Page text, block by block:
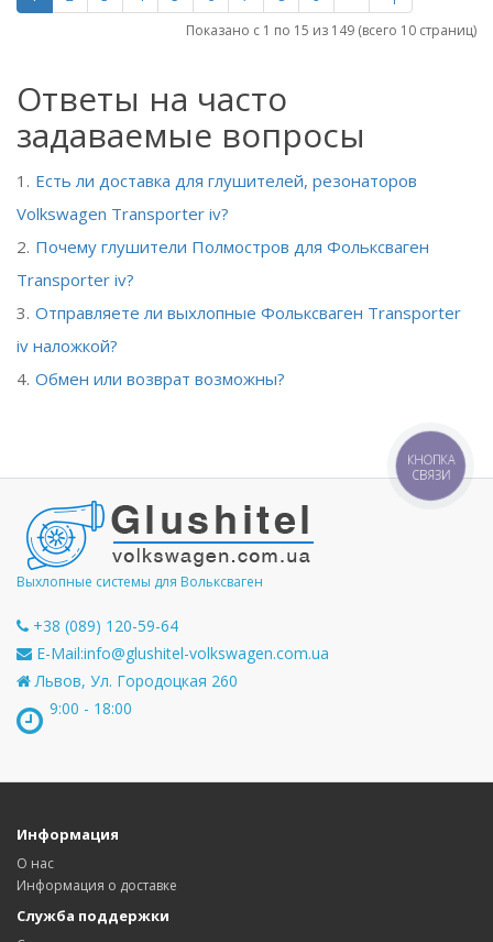
Показано с 1 по 15 из 149 (всего 10 страниц)
Ответы на часто
задаваемые вопросы
Есть ли доставка для глушителей, резонаторов
Volkswagen Transporter iv?
Почему глушители Полмостров для Фольксваген
Transporter iv?
Отправляете ли выхлопные Фольксваген Transporter
iv наложкой?
Обмен или возврат возможны?
Выхлопные системы для Вольксваген
+38 (089) 120-59-64
E-Mail:info@glushitel-volkswagen.com.ua
Львов, Ул. Городоцкая 260
9:00 - 18:00
Информация
О нас
Информация о доставке
Служба поддержки
КНОПКА
СВЯЗИ